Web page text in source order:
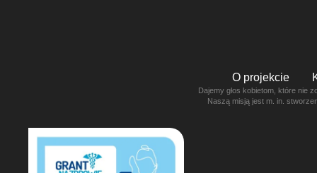
O projekcie
Dajemy głos kobietom, które nie
Naszą misją jest m. in.